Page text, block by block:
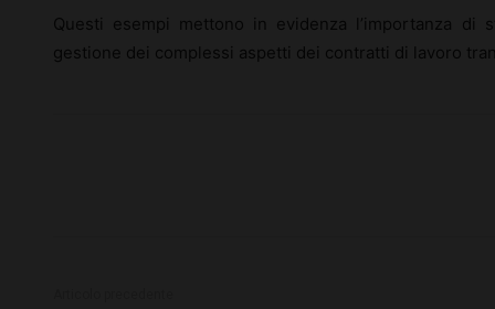
Questi esempi mettono in evidenza l’importanza di
gestione dei complessi aspetti dei contratti di lavoro